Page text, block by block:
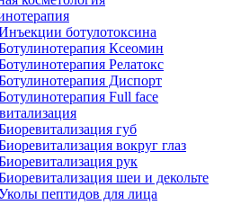
ботулотоксина
Ксеомин
Релатокс
Диспорт
Full face
губ
вокруг глаз
рук
шеи и декольте
пептидов для лица